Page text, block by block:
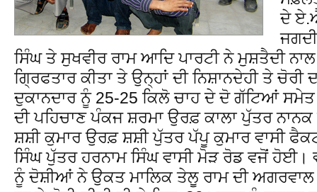
ਦੇ
ਸਿੰਘ ਤੇ ਸੁਖਵੀਰ ਰਾਮ ਆਦਿ ਪਾਰਟੀ ਨੇ ਮੁਸ਼ਤੈਦੀ
ਗ੍ਰਿਫਤਾਰ ਕੀਤਾ ਤੇ ਉਨ੍ਹਾਂ ਦੀ ਨਿਸ਼ਾਨਦੇਹੀ ਤੇ ਚੋਰੀ
ਦੁਕਾਨਦਾਰ ਨੂੰ 25-25 ਕਿਲੋ ਚਾਹ ਦੇ ਦੋ ਗੱਟਿਆਂ
ਦੀ ਪਹਿਚਾਣ ਪੰਕਜ ਸ਼ਰਮਾ ਉਰਫ਼ ਕਾਲਾ ਪੁੱਤਰ ਨਾਨਕ
ਸ਼ਸ਼ੀ ਕੁਮਾਰ ਉਰਫ਼ ਸ਼ਸ਼ੀ ਪੁੱਤਰ ਪੱਪੂ ਕੁਮਾਰ ਵਾਸੀ
ਸਿੰਘ ਪੁੱਤਰ ਹਰਨਾਮ ਸਿੰਘ ਵਾਸੀ ਮੋੜ ਰੋਡ ਵਜੋਂ ਹੋਈ।
ਨੂੰ ਦੋਸ਼ੀਆਂ ਨੇ ਉਕਤ ਮਾਲਿਕ ਤੇਲੂ ਰਾਮ ਦੀ